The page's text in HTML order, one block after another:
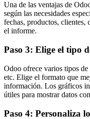
Una de las ventajas de
según las necesidades
fechas, productos, clientes,
el informe.
Paso 3: Elige el tipo
Odoo ofrece varios tipos
etc. Elige el formato que
información. Los gráficos
útiles para mostrar datos
Paso 4: Personaliza